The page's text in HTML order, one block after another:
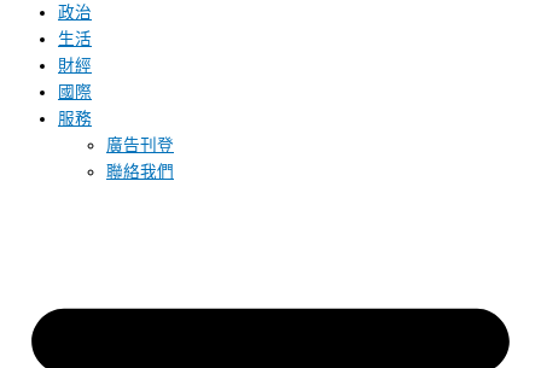
政治
生活
財經
國際
服務
廣告刊登
聯絡我們